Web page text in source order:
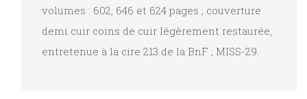
Ancien
Testament
volumes : 602, 646 et 624 pages ; couverture
demi cuir coins de cuir légèrement restaurée,
entretenue à la cire 213 de la BnF ; MISS-29.